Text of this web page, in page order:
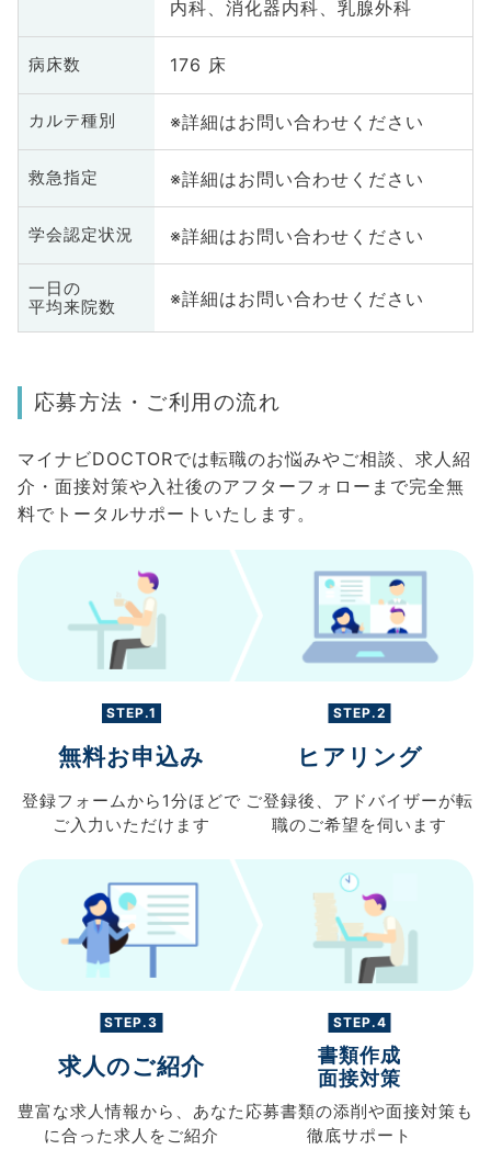
内科、消化器内科、乳腺外科
病床数 176 床
カルテ種別 ※詳細はお問い合わせください
救急指定 ※詳細はお問い合わせください
学会認定状況 ※詳細はお問い合わせください
一日の
平均来院数
※詳細はお問い合わせください
応募方法・ご利用の流れ
マイナビDOCTORでは転職のお悩みやご相談、求人紹
介・面接対策や入社後のアフターフォローまで完全無
料でトータルサポートいたします。
STEP.1
無料お申込み
登録フォームから 1分ほどで
ご入力 いただけます
STEP.2
ヒアリング
ご登録後、 アドバイザーが転
職のご希望を伺います
STEP.3
求人のご紹介
豊富な求人情報から、 あなた
に合った求人を ご紹介
STEP.4
書類作成
面接対策
応募書類の添削や面接対策も
徹底サポート